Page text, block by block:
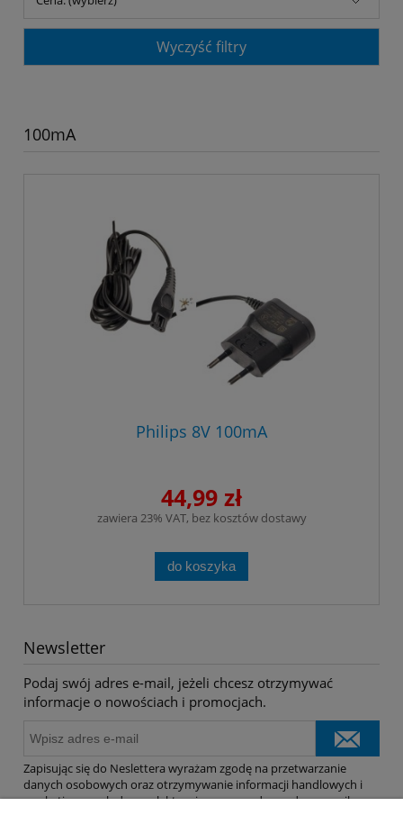
Wyczyść filtry
100mA
Philips 8V 100mA
44,99 zł
zawiera 23% VAT, bez kosztów dostawy
do koszyka
Newsletter
Podaj swój adres e-mail, jeżeli chcesz otrzymywać
informacje o nowościach i promocjach.
Zapisując się do Neslettera wyrażam zgodę na przetwarzanie
danych osobowych oraz otrzymywanie informacji handlowych i
marketingowych drogą elektroniczną na podany adres e-mail.